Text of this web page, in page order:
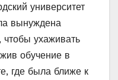
университет
вынуждена
чтобы ухаживать
обучение в
где была ближе к